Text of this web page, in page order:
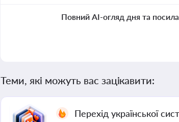
Повний AI-огляд дня та
Теми, які можуть вас зацікавити:
Перехід української